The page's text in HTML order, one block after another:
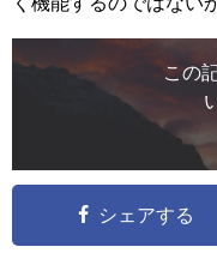
この
シェアする